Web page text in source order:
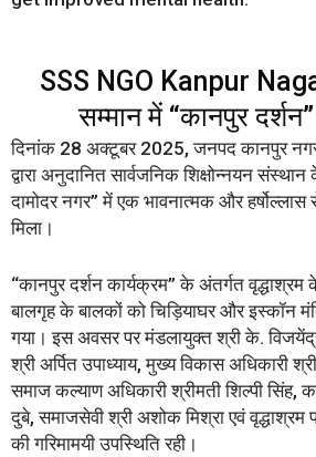
SSS NGO Kanpur
सम्मान में “कानपुर
दिनांक 28 अक्टूबर 2025, जनपद कानपुर
द्वारा अनुदानित सार्वजनिक शिक्षोन्नयन
दामोदर नगर” में एक भावनात्मक और
मिला।
“कानपुर दर्शन कार्यक्रम” के अंतर्गत वृद्धाश्रम
बालगृह के बालकों को चिड़ियाघर और इस्कॉन
गया। इस अवसर पर मंडलायुक्त श्री के.
श्री अर्पित उपाध्याय, मुख्य विकास अधिकारी
समाज कल्याण अधिकारी श्रीमती शिल्पी सिंह,
दुबे, समाजसेवी श्री अशोक मिश्रा एवं
की गरिमामयी उपस्थिति रही।